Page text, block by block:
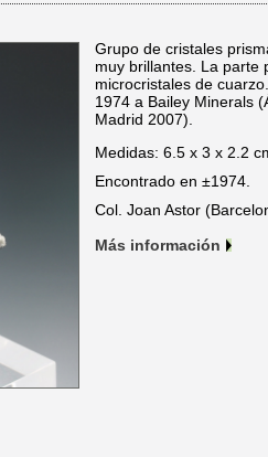
Grupo de cristales
muy brillantes. La parte
microcristales de
1974 a Bailey Minerals
Madrid 2007).
Medidas: 6.5 x 3 x 2.2
Encontrado en ±1974.
Col. Joan Astor
Más información